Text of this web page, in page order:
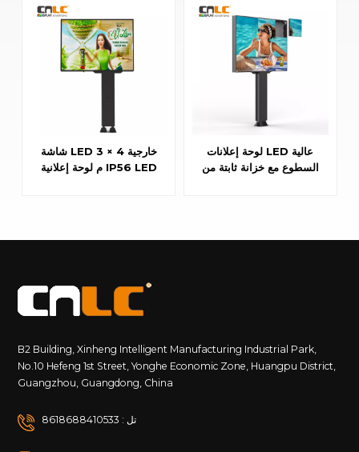
شاشة LED خارجية 4 × 3
م لوحة إعلانية IP56 LED
لوحة إعلانات LED عالية
السطوع مع خزانة ثابتة من
B2 Building, Xinheng Intelligent Manufacturing Industrial Park,
No.10 Hefeng 1st Street, Yonghe Economic Zone, Huangpu District,
Guangzhou, Guangdong, China
تل : 8618688410533